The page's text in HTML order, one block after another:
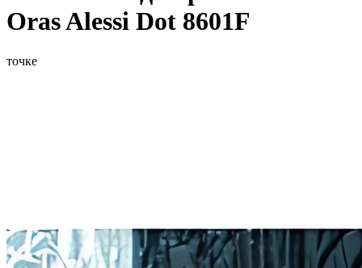
Oras Alessi Dot 8601F
точке